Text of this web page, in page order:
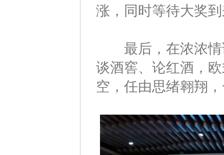
涨，同时等待大奖
最后，在浓浓情
谈酒窖、论红酒，
空，任由思绪翱翔